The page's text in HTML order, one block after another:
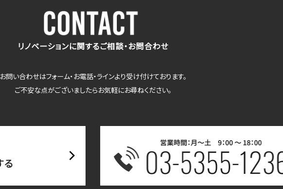
リノベーションに関するご相談・お問合わせ
お問い合わせはフォーム・お電話・ラインより受け付けております。
ご不安な点がございましたらお気軽にお尋ねください。